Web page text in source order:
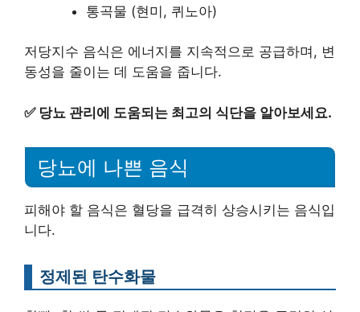
통곡물 (현미, 퀴노아)
저당지수 음식은 에너지를 지속적으로 공급하며, 변
동성을 줄이는 데 도움을 줍니다.
✅ 당뇨 관리에 도움되는 최고의 식단을 알아보세요.
당뇨에 나쁜 음식
피해야 할 음식은 혈당을 급격히 상승시키는 음식입
니다.
정제된 탄수화물